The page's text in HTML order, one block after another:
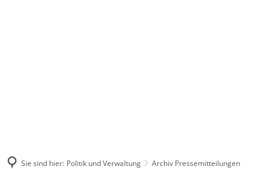
Sie sind hier: Politik und Verwaltung
Archiv Pressemitteilungen